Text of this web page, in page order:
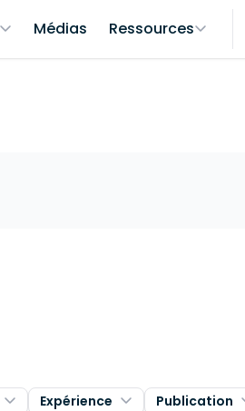
Médias Ressources
Expérience Publication